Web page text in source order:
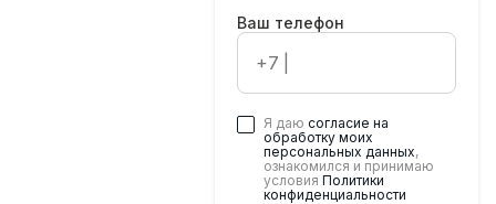
Ваш телефон
Я даю согласие на
обработку моих
персональных данных,
ознакомился и принимаю
условия Политики
конфиденциальности